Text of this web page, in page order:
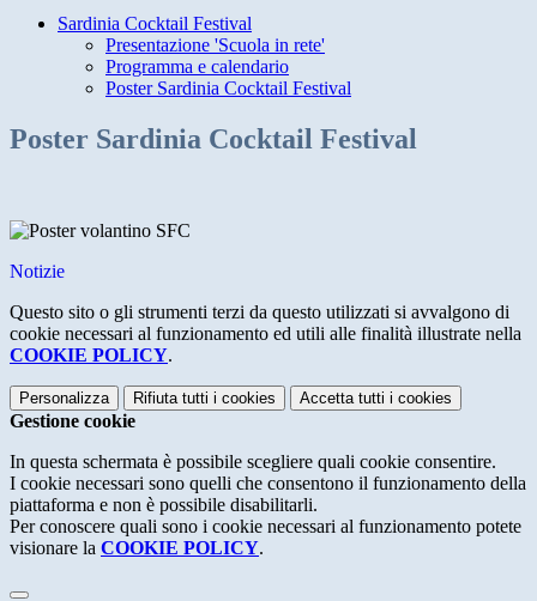
Sardinia Cocktail Festival
Presentazione 'Scuola in rete'
Programma e calendario
Poster Sardinia Cocktail Festival
Poster Sardinia Cocktail Festival
Notizie
Questo sito o gli strumenti terzi da questo utilizzati si avvalgono di
cookie necessari al funzionamento ed utili alle finalità illustrate nella
COOKIE POLICY.
Personalizza Rifiuta tutti i cookies Accetta tutti i cookies
Gestione cookie
In questa schermata è possibile scegliere quali cookie consentire.
I cookie necessari sono quelli che consentono il funzionamento della
piattaforma e non è possibile disabilitarli.
Per conoscere quali sono i cookie necessari al funzionamento potete
visionare la COOKIE POLICY.